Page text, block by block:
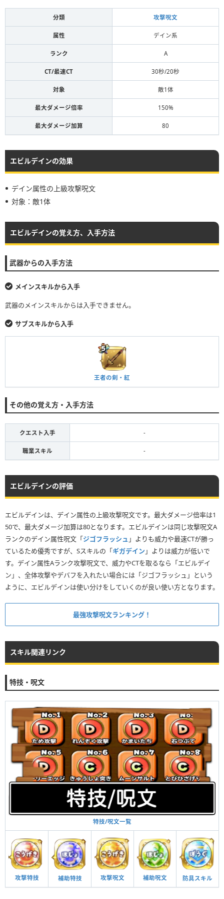
分類 攻撃呪文
属性 デイン系
ランク A
CT/最速CT 30秒/20秒
対象 敵1体
最大ダメージ倍率 150%
最大ダメージ加算 80
エビルデインの効果
デイン属性の上級攻撃呪文
対象：敵1体
エビルデインの覚え方、入手方法
武器からの入手方法
メインスキルから入手
武器のメインスキルからは入手できません。
サブスキルから入手
王者の剣・紅
その他の覚え方・入手方法
クエスト入手 -
職業スキル -
エビルデインの評価
エビルデインは、デイン属性の上級攻撃呪文です。最大ダメージ倍率は1
50で、最大ダメージ加算は80となります。エビルデインは同じ攻撃呪文A
ランクのデイン属性呪文「ジゴフラッシュ 」よりも威力や最速CTが勝っ
ているため優秀ですが、Sスキルの「ギガデイン 」よりは威力が低いで
す。デイン属性Aランク攻撃呪文で、威力やCTを取るなら「エビルデイ
ン」、全体攻撃やデバフを入れたい場合には「ジゴフラッシュ」という
ように、エビルデインは使い分けをしていくのが良い使い方となります。
最強攻撃呪文ランキング！
スキル関連リンク
特技・呪文
特技/呪文一覧
攻撃特技 補助特技 攻撃呪文 補助呪文 防具スキル